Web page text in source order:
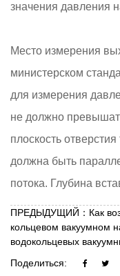
значения давления
Место измерения
министерском
для измерения
не должно
плоскость
должна быть
потока. Глубина
ПРЕДЫДУЩИЙ：Как
кольцевом вакуумном
водокольцевых
Поделиться: